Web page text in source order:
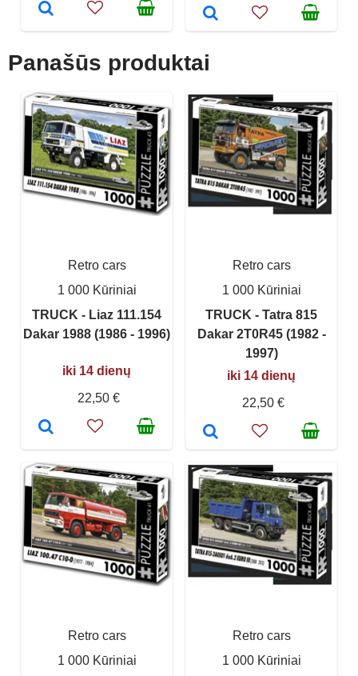
Panašūs produktai
Retro cars
1 000 Kūriniai
TRUCK - Liaz 111.154
Dakar 1988 (1986 - 1996)
iki 14 dienų
22,50 €
Retro cars
1 000 Kūriniai
TRUCK - Tatra 815
Dakar 2T0R45 (1982 -
1997)
iki 14 dienų
22,50 €
Retro cars
1 000 Kūriniai
Retro cars
1 000 Kūriniai